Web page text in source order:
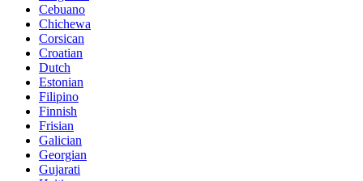
Cebuano
Chichewa
Corsican
Croatian
Dutch
Estonian
Filipino
Finnish
Frisian
Galician
Georgian
Gujarati